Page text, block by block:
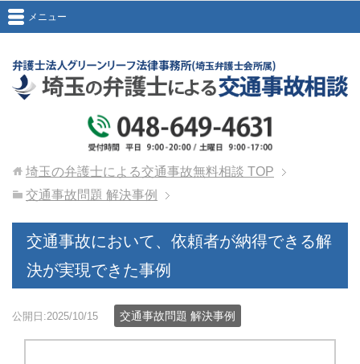
メニュー
埼玉の弁護士による交通事故無料相談 TOP
交通事故問題 解決事例
交通事故において、依頼者が納得できる解
決が実現できた事例
公開日:2025/10/15 交通事故問題 解決事例